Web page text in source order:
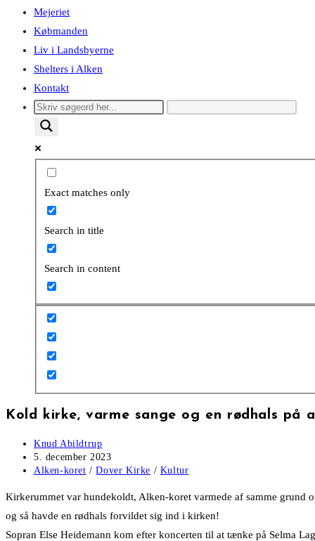
Mejeriet
Købmanden
Liv i Landsbyerne
Shelters i Alken
Kontakt
Exact matches only
Search in title
Search in content
Kold kirke, varme sange og en rødhals på
Post
author:
Knud Abildtrup
Post
published:
5. december 2023
Post
Alken-koret / Dover Kirke / Kultur
Kirkerummet var hundekoldt, Alken-koret varmede af samme grund
og så havde en rødhals forvildet sig ind i kirken!
Sopran Else Heidemann kom efter koncerten til at tænke på Selma